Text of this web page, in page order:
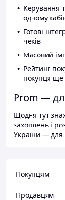
Керування
одному
Готові
чеків
Масовий
Рейтинг
покупця ще
Prom —
Щодня тут
захоплень і
України — для
Покупцям
Продавцям